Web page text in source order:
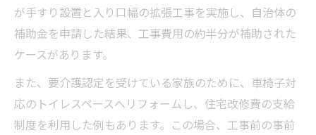
が手すり設置と入り口幅の拡張工事を実施し、自治体の
補助金を申請した結果、工事費用の約半分が補助された
ケースがあります。
また、要介護認定を受けている家族のために、車椅子対
応のトイレスペースへリフォームし、住宅改修費の支給
制度を利用した例もあります。この場合、工事前の事前